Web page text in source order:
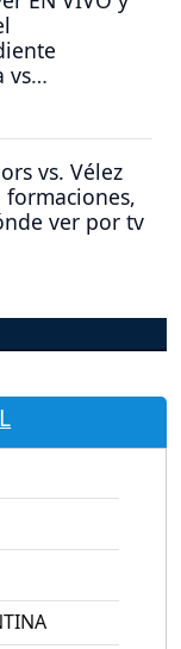
vs
(RC)?
vs. Vélez
formaciones,
ver por tv